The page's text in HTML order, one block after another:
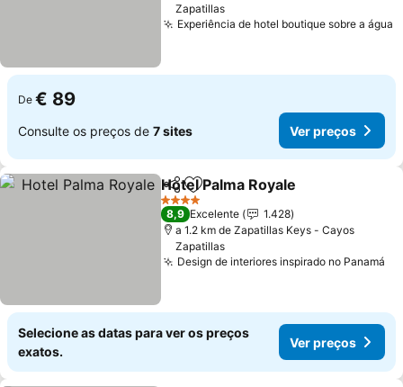
Zapatillas
Experiência de hotel boutique sobre a água
De € 89
Consulte os preços de 7 sites Ver preços
PartilharAdicionar aos favoritos
Hotel Palma Royale
4 Estrelas
8,9 Excelente
1.428
a 1.2 km de Zapatillas Keys - Cayos
Zapatillas
Design de interiores inspirado no Panamá
Selecione as datas para ver os preços
exatos.
Ver preços